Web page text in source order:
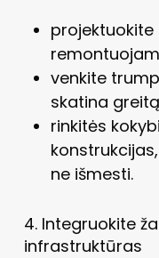
projektuokite
venkite
skatina
rinkitės
ne išmesti.
4. Integruokite
infrastruktūras